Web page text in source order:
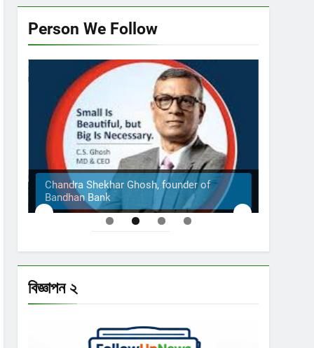
Person We Follow
Chandra Shekhar Ghosh, founder of
Bandhan Bank
বিজ্ঞাপন ২